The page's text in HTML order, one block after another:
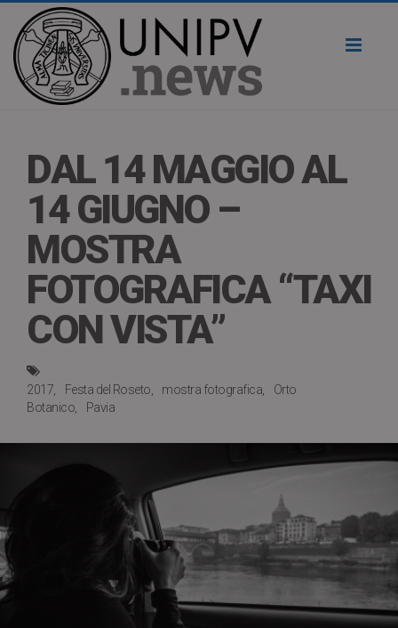
DAL 14 MAGGIO AL
14 GIUGNO –
MOSTRA
FOTOGRAFICA “TAXI
CON VISTA”
2017 Festa del Roseto mostra fotografica
Orto
Botanico
Pavia